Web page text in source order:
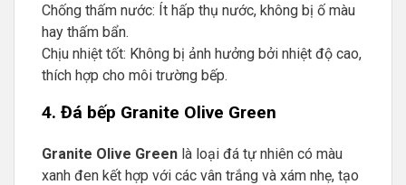
Chống thấm nước: Ít hấp thụ nước, không bị ố màu
hay thấm bẩn.
Chịu nhiệt tốt: Không bị ảnh hưởng bởi nhiệt độ cao,
thích hợp cho môi trường bếp.
4. Đá bếp Granite Olive Green
Granite Olive Green là loại đá tự nhiên có màu
xanh đen kết hợp với các vân trắng và xám nhẹ, tạo